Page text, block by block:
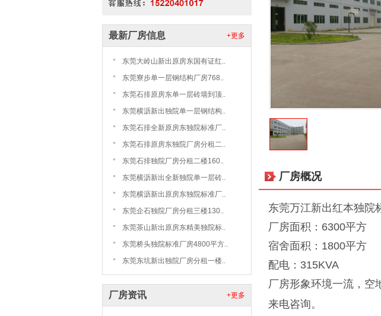
+更多
最新厂房信息
东莞大岭山新出原房东国有证红..
东莞寮步单一层钢结构厂房768..
东莞石排原房东单一层砖墙到顶..
东莞横沥新出独院单一层钢结构..
东莞石排全新原房东独院标准厂..
东莞石排原房东独院厂房分租二..
东莞石排独院厂房分租二楼160..
东莞横沥新出全新独院单一层砖..
东莞横沥新出原房东独院标准厂..
东莞企石独院厂房分租三楼130..
东莞茶山新出原房东精美独院标..
东莞桥头独院标准厂房4800平方..
东莞东坑新出独院厂房分租一楼..
+更多
厂房资讯
厂房概况
东莞万江新出红本独院
厂房面积： 6300平方
宿舍面积： 1800平方
配电： 315KVA
厂房形象环境一流，空
来电咨询。